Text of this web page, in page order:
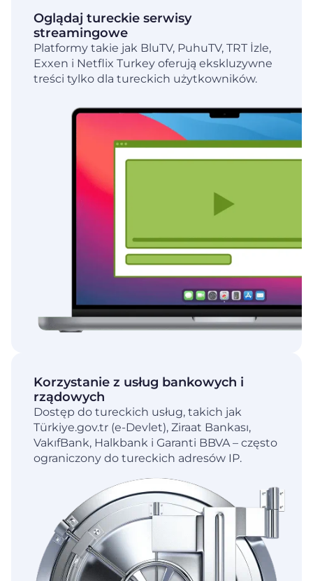
Oglądaj tureckie serwisy
streamingowe
Platformy takie jak BluTV, PuhuTV, TRT İzle,
Exxen i Netflix Turkey oferują ekskluzywne
treści tylko dla tureckich użytkowników.
Korzystanie z usług bankowych i
rządowych
Dostęp do tureckich usług, takich jak
Türkiye.gov.tr (e-Devlet), Ziraat Bankası,
VakıfBank, Halkbank i Garanti BBVA – często
ograniczony do tureckich adresów IP.